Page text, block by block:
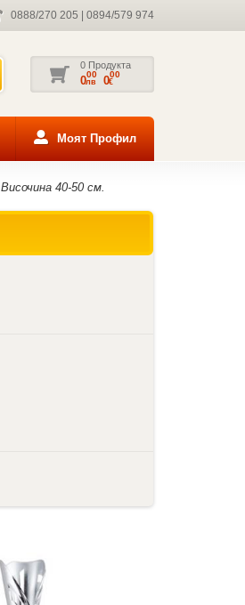
0888/270 205 0894/579 974
0 Продукта
000
лв 000
€
Моят Профил
Височина 40-50 см.